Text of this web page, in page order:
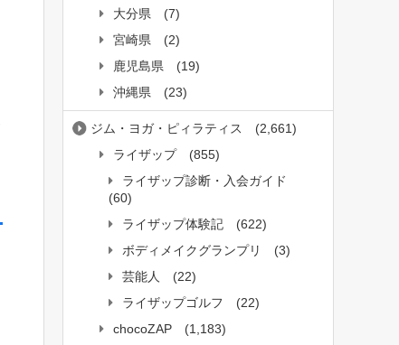
大分県
(7)
宮崎県
(2)
鹿児島県
(19)
沖縄県
(23)
ジム・ヨガ・ピィラティス
(2,661)
ライザップ
(855)
ライザップ診断・入会ガイド
(60)
ライザップ体験記
(622)
ボディメイクグランプリ
(3)
芸能人
(22)
ライザップゴルフ
(22)
chocoZAP
(1,183)